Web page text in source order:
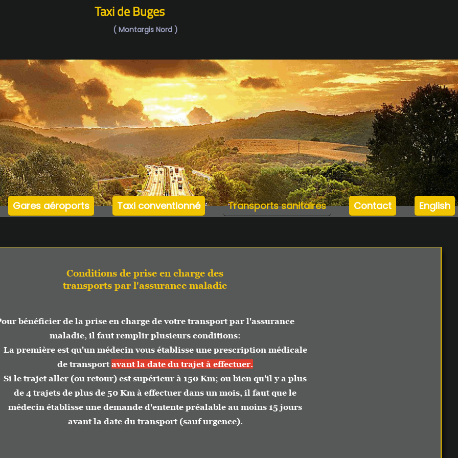
aéroports Taxi conventionné Transports sanitaires Contact English
Taxi de Buges
( Montargis Nord )
home
Conditions de prise en charge des
transports par l'assurance maladie
de la prise en charge de votre transport par l'assurance
maladie, il faut remplir plusieurs conditions:
est qu'un médecin vous établisse une prescription médicale
de transportavant la date du trajet à effectuer.
aller (ou retour) est supérieur à 150 Km; ou bien qu'il y a plus
trajets de plus de 50 Km à effectuer dans un mois, il faut que le
établisse une demande d'entente préalable au moins 15 jours
avant la date du transport (sauf urgence).